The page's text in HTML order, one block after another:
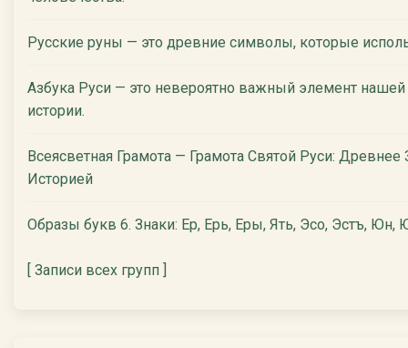
Русские руны — это древние символы, которые
Азбука Руси — это невероятно важный элемент
истории.
Всеясветная Грамота — Грамота Святой Руси:
Историей
Образы букв 6. Знаки: Ер, Ерь, Еры, Ять, Эсо, Эстъ, Юн,
[ Записи всех групп ]